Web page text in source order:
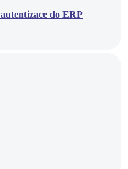
do ERP